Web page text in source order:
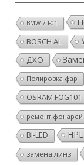
BMW 7 F01
BOSCH AL
ДХО
Полировка фар
OSRAM FOG101
ремонт фонарей
BI-LED
замена линз